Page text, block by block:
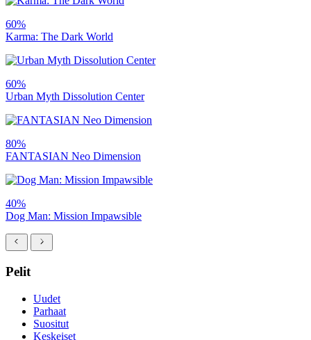
60%
Karma: The Dark World
60%
Urban Myth Dissolution Center
80%
FANTASIAN Neo Dimension
40%
Dog Man: Mission Impawsible
Pelit
Uudet
Parhaat
Suositut
Keskeiset